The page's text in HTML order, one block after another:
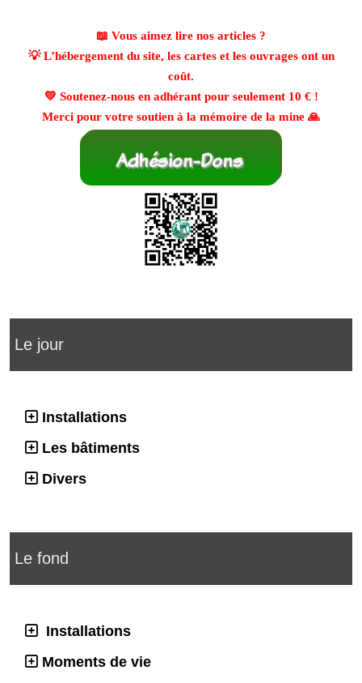
📖 Vous aimez lire nos articles ?
💡 L’hébergement du site, les cartes et les ouvrages ont un
coût.
💛 Soutenez-nous en adhérant pour seulement 10 €!
Merci pour votre soutien à la mémoire de la mine 🙏
Le jour
Installations
Les bâtiments
Divers
Le fond
Installations
Moments de vie